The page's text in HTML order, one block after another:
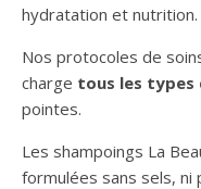
hydratation et nutrition.
Nos protocoles de
charge tous les types
pointes.
Les shampoings La
formulées sans sels, ni